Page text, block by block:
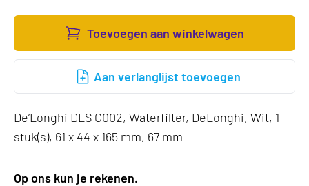
Toevoegen aan winkelwagen
Aan verlanglijst toevoegen
De’Longhi DLS C002, Waterfilter, DeLonghi, Wit, 1
stuk(s), 61 x 44 x 165 mm, 67 mm
Op ons kun je rekenen.